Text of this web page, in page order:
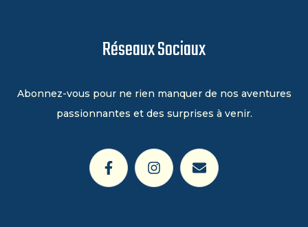
Réseaux Sociaux
Abonnez-vous pour ne rien manquer de nos aventures
passionnantes et des surprises à venir.